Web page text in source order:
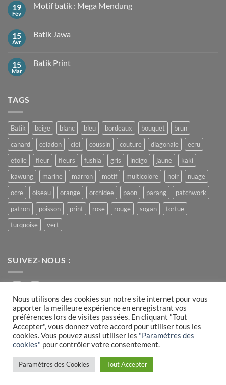
Motif
19
Fév
Motif batik : Mega Mendung
Motif
Mendung
15
Avr
Batik Jawa
Batik
15
Mar
Batik Print
TAGS
Batik beige blanc bleu bordeaux bouquet
brun
canard
celadon ciel coussin couture diagonale
ecru
etoile
fleur fleurs fushia gris indigo jaune
kaki
kawung
marine marron motif multicolore noir
nuage
ocre
oiseau orange orchidee paon parang
patchwork
patron
poisson print rose rouge sogan
tortue
turquoise
vert
SUIVEZ-NOUS :
Visa PayPal MasterCard
MENTIONS LÉGALES
COOKIES
› réalisé parl'agence Webrush
Nous utilisons des cookies sur notre site internet pour vous
apporter la meilleure expérience en enregistrant vos
préférences lors de visites passées. En cliquant "Tout
Accepter", vous donnez votre accord pour utiliser tous les
cookies. Vous pouvez aussi utiliser les "Paramètres des
cookies" pour contrôler votre consentement.
Paramètres des Cookies Tout Accepter